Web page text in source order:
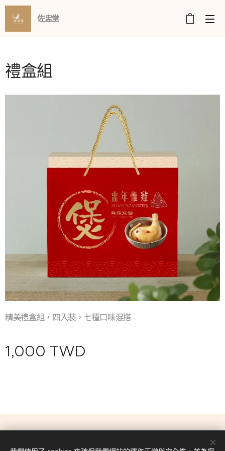
佐盅堂
禮盒組
精美禮盒組，四入裝，七種口味混搭
1,000 TWD
由Webnode提供技術支援 Cookies